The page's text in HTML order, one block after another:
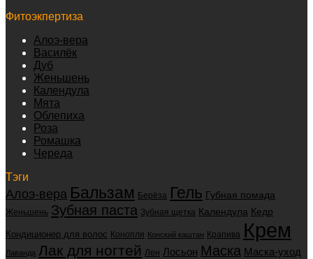
Фитоэкпертиза
Алоэ-вера
Василёк
Дуб
Женьшень
Календула
Мята
Облепиха
Роза
Ромашка
Череда
Тэги
Алоэ-вера Бальзам Берёза Гель Губная помада
Женьшень Зубная паста Зубная щетка Календула Кедр
Кондиционер для волос Конопля Конский каштан Крапива Крем
Лаванда Лак для ногтей Лен Лосьон Маска Маска-уход